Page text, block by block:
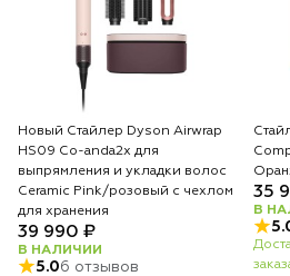
Новый Стайлер Dyson Airwrap
HS09 Co-anda2x для
выпрямления и укладки волос
Ceramic Pink/розовый с чехлом
для хранения
39 990 ₽
В НАЛИЧИИ
5.06 отзывов
35
В